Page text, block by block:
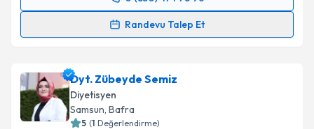
Randevu Talep Et
Randevu Takvimi Talebi
için bir takvim hazırlandığında e-posta ile
bilgilendireceğiz.
E-posta Adresiniz
Dyt. Zübeyde Semiz
Diyetisyen
Samsun, Bafra
5 (1 Değerlendirme)